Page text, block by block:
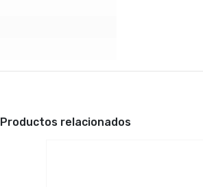
Productos relacionados